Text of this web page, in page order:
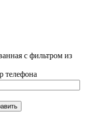
с фильтром из
телефона